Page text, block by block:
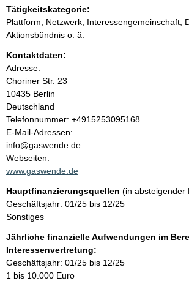
n
i
n
h
a
l
t
Tätigkeitskategorie:
Plattform, Netzwerk, Interessengemeinschaft,
Aktionsbündnis o. ä.
Kontaktdaten:
Adresse:
Choriner Str. 23
10435 Berlin
Deutschland
K
o
n
t
a
t
i
n
f
o
r
m
Telefonnummer: +4915253095168
E-Mail-Adressen:
info@gaswende.de
Webseiten:
www.gaswende.de
Hauptfinanzierungsquellen (in absteigender
Geschäftsjahr: 01/25 bis 12/25
Sonstiges
Jährliche finanzielle Aufwendungen im
Interessenvertretung:
Geschäftsjahr: 01/25 bis 12/25
1 bis 10.000 Euro